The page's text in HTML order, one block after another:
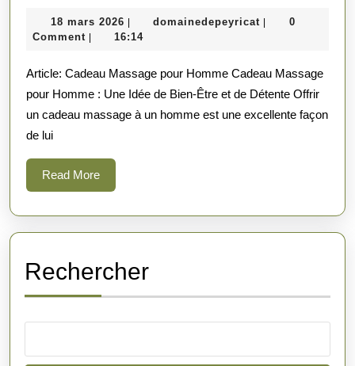
:
un
Massage
Relaxant
18 mars 2026 18
mars
| domainedepeyricat |
0
Comment | 16:14
Article: Cadeau Massage pour Homme Cadeau Massage
pour Homme : Une Idée de Bien-Être et de Détente Offrir
un cadeau massage à un homme est une excellente façon
de lui
Read MoreRead
More
Rechercher